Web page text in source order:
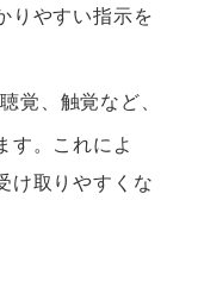
りやすい指示を
覚、触覚など、
す。これによ
け取りやすくな